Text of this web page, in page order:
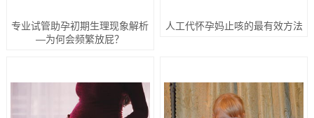
专业试管助孕初期生理现象解析
—为何会频繁放屁？
人工代怀孕妈止咳的最有效方法